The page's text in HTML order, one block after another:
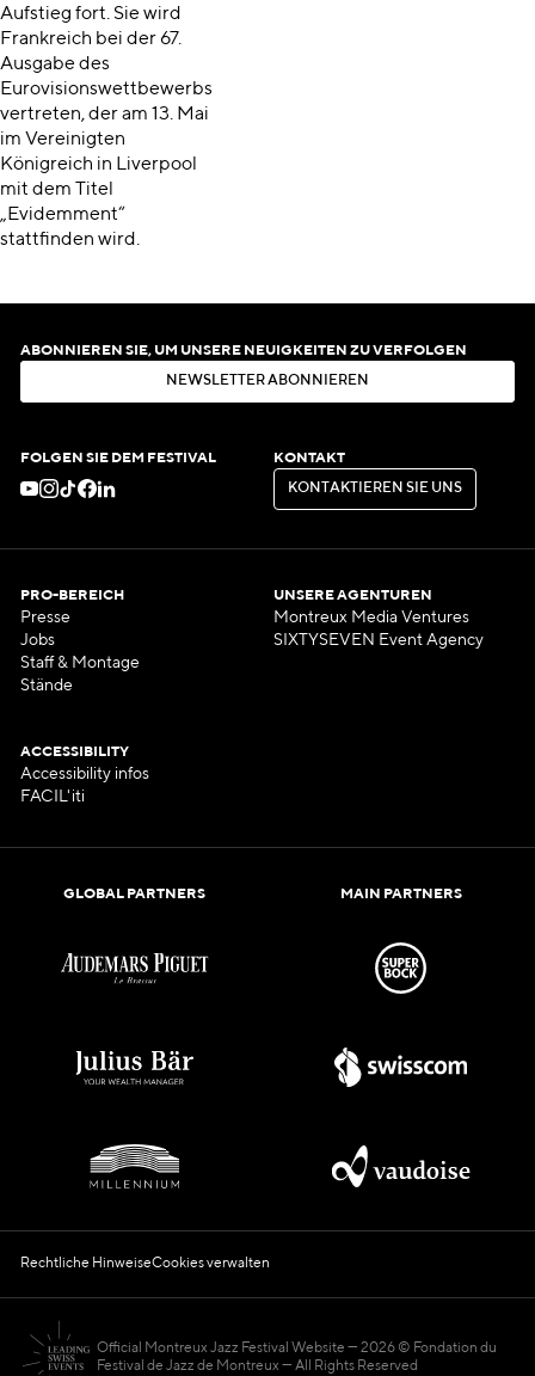
Aufstieg fort. Sie wird
Frankreich bei der 67.
Ausgabe des
Eurovisionswettbewerbs
vertreten, der am 13. Mai
im Vereinigten
Königreich in Liverpool
mit dem Titel
„Evidemment“
stattfinden wird.
ABONNIEREN SIE, UM UNSERE NEUIGKEITEN ZU VERFOLGEN
N EWSLET ERABON N EREN
FOLGEN SIE DEM FESTIVAL KONTAKT
KON AKT EREN SI E UN S
KONTAKTIERENSIEUNS
PRO-BEREICH
Presse
Jobs
Staff & Montage
Stände
UNSERE AGENTUREN
Montreux Media Ventures
SIXTYSEVEN Event Agency
ACCESSIBILITY
Accessibility infos
FACIL'iti
GLOBAL PARTNERS MAIN PARTNERS
Rechtliche HinweiseCookies verwalten
Official Montreux Jazz Festival Website
2026 © Fondation du
Festival de Jazz de Montreux — All Rights Reserved